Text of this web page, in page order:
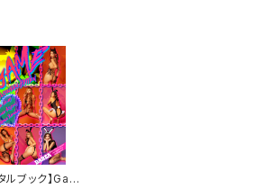
ルブック】Game